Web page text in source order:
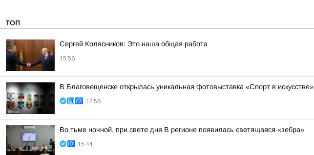
ТОП
Сергей Колясников: Это наша общая работа
15:56
В Благовещенске открылась уникальная фотовыставка «Спорт в искусстве»
17:56
Во тьме ночной, при свете дня В регионе появилась светящаяся «зебра»
15:44